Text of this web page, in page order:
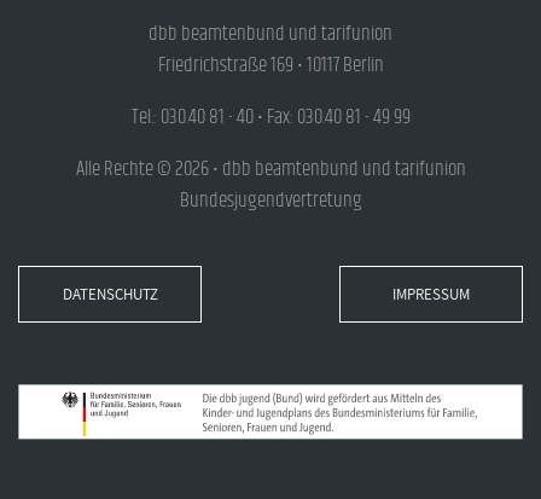
dbb beamtenbund und tarifunion
Friedrichstraße 169 • 10117 Berlin
Tel.: 030.40 81 - 40 • Fax: 030.40 81 - 49 99
Alle Rechte © 2026 • dbb beamtenbund und tarifunion
Bundesjugendvertretung
DATENSCHUTZ IMPRESSUM